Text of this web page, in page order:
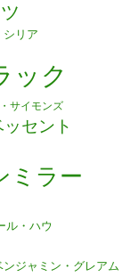
シリア
ック
サイモンズ
セント
ミラー
ル・ハウ
ンジャミン・グレアム